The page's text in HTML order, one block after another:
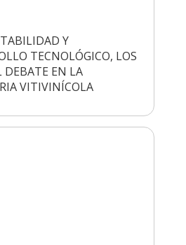
Y
TECNOLÓGICO, LOS
DEBATE EN LA
VITIVINÍCOLA